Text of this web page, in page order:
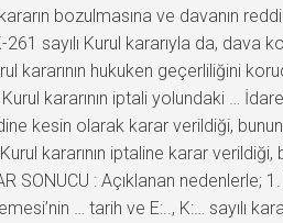
bozulmasına ve davanın
sayılı Kurul kararıyla da, dava
kararının hukuken geçerliliğini
kararının iptali yolundaki …
kesin olarak karar verildiği,
kararının iptaline karar verildiği,
SONUCU : Açıklanan nedenlerle; 1.
… tarih ve E:.., K:… sayılı